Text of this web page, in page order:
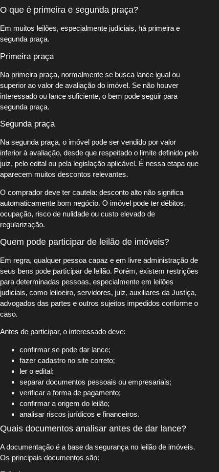
O que é primeira e segunda praça?
Em muitos leilões, especialmente judiciais, há primeira e
segunda praça.
Primeira praça
Na primeira praça, normalmente se busca lance igual ou
superior ao valor de avaliação do imóvel. Se não houver
interessado ou lance suficiente, o bem pode seguir para
segunda praça.
Segunda praça
Na segunda praça, o imóvel pode ser vendido por valor
inferior à avaliação, desde que respeitado o limite definido pelo
juiz, pelo edital ou pela legislação aplicável. É nessa etapa que
aparecem muitos descontos relevantes.
O comprador deve ter cautela: desconto alto não significa
automaticamente bom negócio. O imóvel pode ter débitos,
ocupação, risco de nulidade ou custo elevado de
regularização.
Quem pode participar de leilão de imóveis?
Em regra, qualquer pessoa capaz e em livre administração de
seus bens pode participar de leilão. Porém, existem restrições
para determinadas pessoas, especialmente em leilões
judiciais, como leiloeiro, servidores, juiz, auxiliares da Justiça,
advogados das partes e outros sujeitos impedidos conforme o
caso.
Antes de participar, o interessado deve:
confirmar se pode dar lance;
fazer cadastro no site correto;
ler o edital;
separar documentos pessoais ou empresariais;
verificar a forma de pagamento;
confirmar a origem do leilão;
analisar riscos jurídicos e financeiros.
Quais documentos analisar antes de dar lance?
A documentação é a base da segurança no leilão de imóveis.
Os principais documentos são: